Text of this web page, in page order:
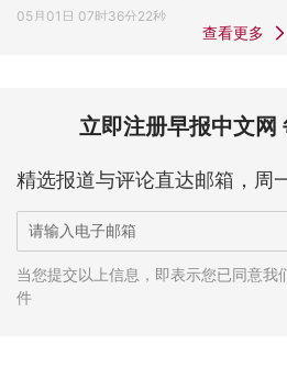
05月01日 07时36分22秒
查看更多
立即注册早报中文网
精选报道与评论直达邮箱，周
当您提交以上信息，即表示您已同意我
件